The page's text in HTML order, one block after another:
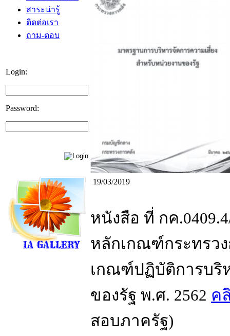
สาระน่ารู้
ติดต่อเรา
ถาม-ตอบ
Login:
Password:
19/03/2019
หนังสือ ที่ กค
หลักเกณฑ์กระทรว
เกณฑ์ปฏิบัติการบริ
ของรัฐ พ.ศ. 2562 ค
สอบภาครัฐ)